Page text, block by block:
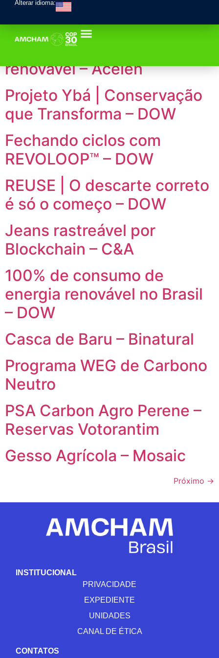
Alterar idioma:
Acelen Renováveis: da
ciência ao campo, da
Macaúba ao combustível
renovável – Acelen
Projeto Ybá | Conservação
que Transforma – DOW
Fechando ciclos com
REVOLOOP™ – DOW
REUSE | O descarte correto
é só o começo – DOW
Jeans rastreável por
Blockchain – C&A
100% de consumo de
energia renovável no Brasil
– DOW
Casca de Baru – Binatural
Programa WEG de Carbono
Neutro
PSA Carbon Agro Perene –
Reservas Votorantim
Gesso Agrícola – Mosaic
Próximo →
INSTITUCIONAL
PRIVACIDADE
EXPEDIENTE
UNIDADES
CANAL DE ÉTICA
CONTATOS